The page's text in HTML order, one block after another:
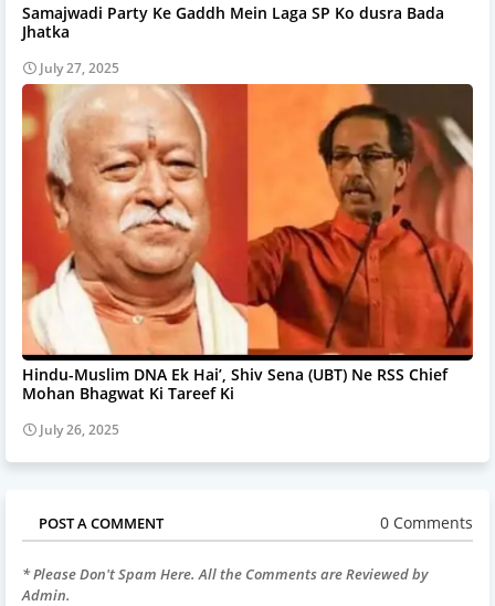
Samajwadi Party Ke Gaddh Mein Laga SP Ko dusra Bada
Jhatka
July 27, 2025
Hindu-Muslim DNA Ek Hai’, Shiv Sena (UBT) Ne RSS Chief
Mohan Bhagwat Ki Tareef Ki
July 26, 2025
POST A COMMENT 0 Comments
* Please Don't Spam Here. All the Comments are Reviewed by
Admin.